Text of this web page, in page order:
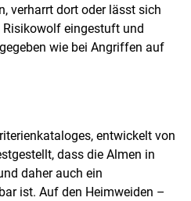
verharrt dort oder lässt sich
Risikowolf eingestuft und
wie bei Angriffen auf
entwickelt von
dass die Almen in
daher auch ein
ist. Auf den Heimweiden –